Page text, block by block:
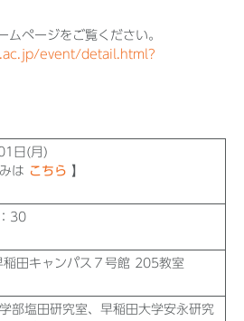
ムページをご覧ください。
event/detail.html?
日(月)
は こちら 】
30
稲田キャンパス７号館 205教室
部塩田研究室、早稲田大学安永研究